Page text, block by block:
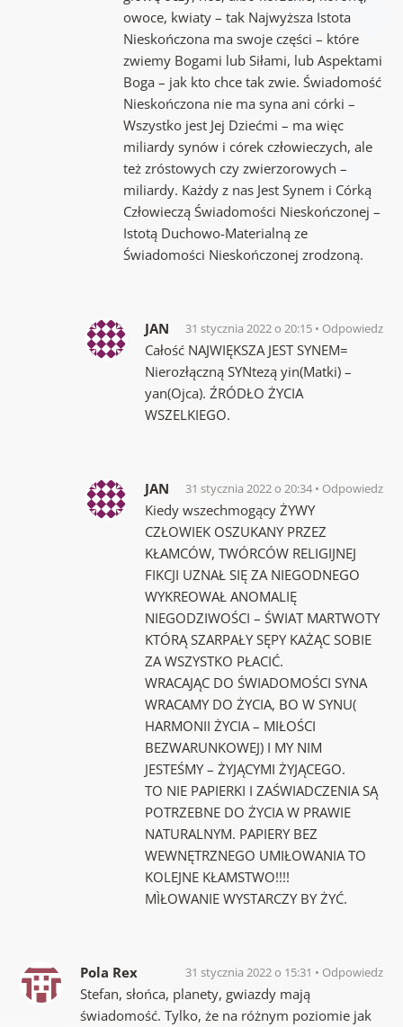
owoce, kwiaty – tak Najwyższa Istota
Nieskończona ma swoje części – które
zwiemy Bogami lub Siłami, lub Aspektami
Boga – jak kto chce tak zwie. Świadomość
Nieskończona nie ma syna ani córki –
Wszystko jest Jej Dziećmi – ma więc
miliardy synów i córek człowieczych, ale
też zróstowych czy zwierzorowych –
miliardy. Każdy z nas Jest Synem i Córką
Człowieczą Świadomości Nieskończonej –
Istotą Duchowo-Materialną ze
Świadomości Nieskończonej zrodzoną.
JAN 31 stycznia 2022 o 20:15 Odpowiedz
Całość NAJWIĘKSZA JEST SYNEM=
Nierozłączną SYNtezą yin(Matki) –
yan(Ojca). ŹRÓDŁO ŻYCIA
WSZELKIEGO.
JAN 31 stycznia 2022 o 20:34 Odpowiedz
Kiedy wszechmogący ŻYWY
CZŁOWIEK OSZUKANY PRZEZ
KŁAMCÓW, TWÓRCÓW RELIGIJNEJ
FIKCJI UZNAŁ SIĘ ZA NIEGODNEGO
WYKREOWAŁ ANOMALIĘ
NIEGODZIWOŚCI – ŚWIAT MARTWOTY
KTÓRĄ SZARPAŁY SĘPY KAŻĄC SOBIE
ZA WSZYSTKO PŁACIĆ.
WRACAJĄC DO ŚWIADOMOŚCI SYNA
WRACAMY DO ŻYCIA, BO W SYNU(
HARMONII ŻYCIA – MIŁOŚCI
BEZWARUNKOWEJ) I MY NIM
JESTEŚMY – ŻYJĄCYMI ŻYJĄCEGO.
TO NIE PAPIERKI I ZAŚWIADCZENIA SĄ
POTRZEBNE DO ŻYCIA W PRAWIE
NATURALNYM. PAPIERY BEZ
WEWNĘTRZNEGO UMIŁOWANIA TO
KOLEJNE KŁAMSTWO!!!!
MÌŁOWANIE WYSTARCZY BY ŻYĆ.
Pola Rex 31 stycznia 2022 o 15:31 Odpowiedz
Stefan, słońca, planety, gwiazdy mają
świadomość. Tylko, że na różnym poziomie jak